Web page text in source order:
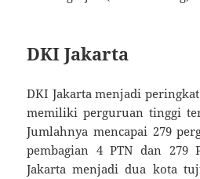
DKI Jakarta
DKI Jakarta menjadi
memiliki perguruan tinggi
Jumlahnya mencapai 279
pembagian 4 PTN dan 279
Jakarta menjadi dua kota